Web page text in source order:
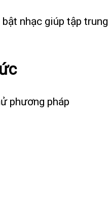
nhạc giúp tập trung
phương pháp